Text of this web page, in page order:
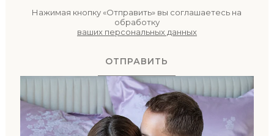
Нажимая кнопку «Отправить» вы соглашаетесь на
обработку
ваших персональных данных
ОТПРАВИТЬ